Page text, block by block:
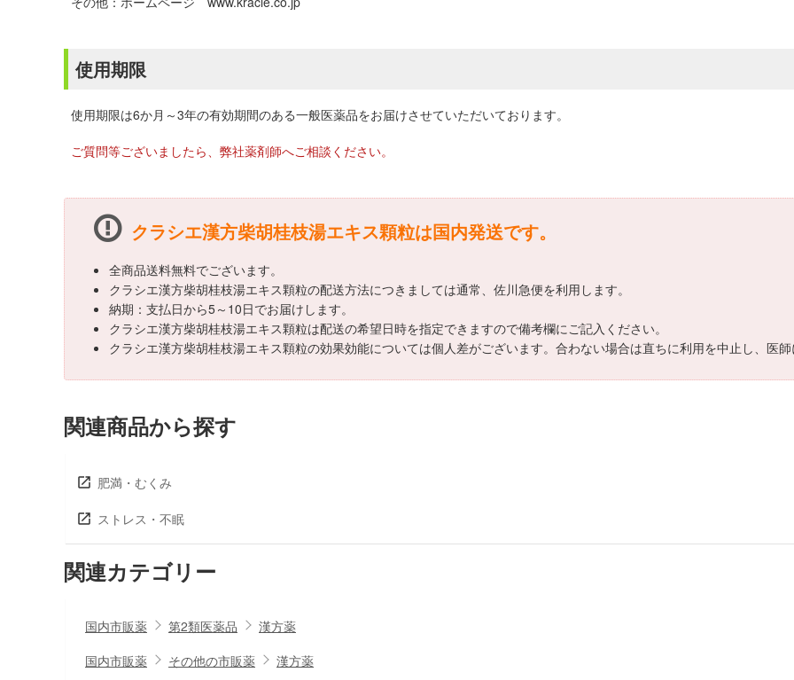
使用期限
使用期限は6か月～3年の有効期間のある一般医薬品をお届けさせていただいております。
ご質問等ございましたら、弊社薬剤師へご相談ください。
クラシエ漢方柴胡桂枝湯エキス顆粒は国内発送です。
全商品送料無料でございます。
クラシエ漢方柴胡桂枝湯エキス顆粒の配送方法につきましては通常、佐川急便を利用します。
納期：支払日から5～10日でお届けします。
クラシエ漢方柴胡桂枝湯エキス顆粒は配送の希望日時を指定できますので備考欄にご記入ください。
クラシエ漢方柴胡桂枝湯エキス顆粒の効果効能については個人差がございます。合わない場合は直ちに利用を中止し、医師
関連商品から探す
肥満・むくみ
ストレス・不眠
関連カテゴリー
国内市販薬 第2類医薬品
漢方薬
国内市販薬
その他の市販薬 漢方薬